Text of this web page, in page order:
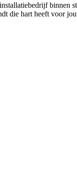
binnen
die hart heeft voor